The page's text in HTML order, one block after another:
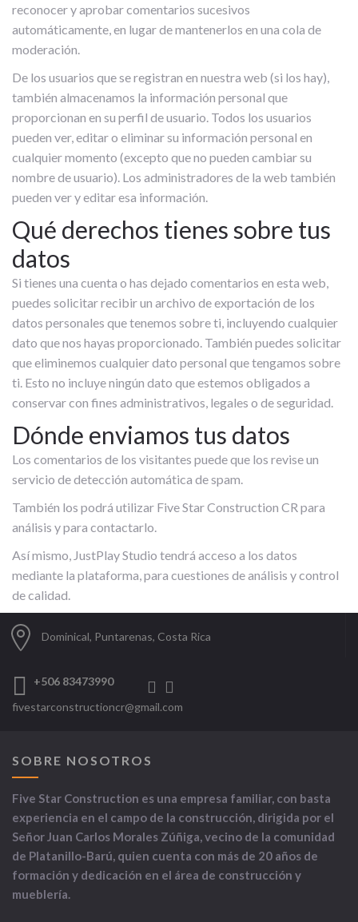
reconocer y aprobar comentarios sucesivos
automáticamente, en lugar de mantenerlos en una cola de
moderación.
De los usuarios que se registran en nuestra web (si los hay),
también almacenamos la información personal que
proporcionan en su perfil de usuario. Todos los usuarios
pueden ver, editar o eliminar su información personal en
cualquier momento (excepto que no pueden cambiar su
nombre de usuario). Los administradores de la web también
pueden ver y editar esa información.
Qué derechos tienes sobre tus
datos
Si tienes una cuenta o has dejado comentarios en esta web,
puedes solicitar recibir un archivo de exportación de los
datos personales que tenemos sobre ti, incluyendo cualquier
dato que nos hayas proporcionado. También puedes solicitar
que eliminemos cualquier dato personal que tengamos sobre
ti. Esto no incluye ningún dato que estemos obligados a
conservar con fines administrativos, legales o de seguridad.
Dónde enviamos tus datos
Los comentarios de los visitantes puede que los revise un
servicio de detección automática de spam.
También los podrá utilizar Five Star Construction CR para
análisis y para contactarlo.
Así mismo, JustPlay Studio tendrá acceso a los datos
mediante la plataforma, para cuestiones de análisis y control
de calidad.
Dominical, Puntarenas, Costa Rica
+506 83473990
fivestarconstructioncr@gmail.com
SOBRE NOSOTROS
Five Star Construction es una empresa familiar, con basta
experiencia en el campo de la construcción, dirigida por el
Señor Juan Carlos Morales Zúñiga, vecino de la comunidad
de Platanillo-Barú, quien cuenta con más de 20 años de
formación y dedicación en el área de construcción y
mueblería.